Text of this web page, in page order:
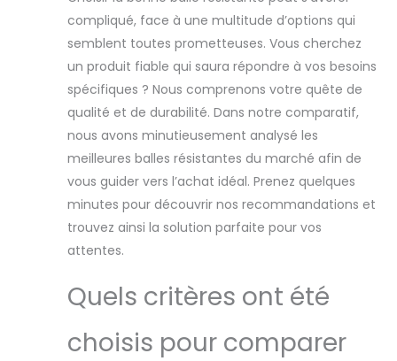
compliqué, face à une multitude d’options qui
semblent toutes prometteuses. Vous cherchez
un produit fiable qui saura répondre à vos besoins
spécifiques ? Nous comprenons votre quête de
qualité et de durabilité. Dans notre comparatif,
nous avons minutieusement analysé les
meilleures balles résistantes du marché afin de
vous guider vers l’achat idéal. Prenez quelques
minutes pour découvrir nos recommandations et
trouvez ainsi la solution parfaite pour vos
attentes.
Quels critères ont été
choisis pour comparer